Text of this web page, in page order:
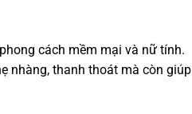
cách mềm mại và nữ tính.
nhàng, thanh thoát mà còn giúp